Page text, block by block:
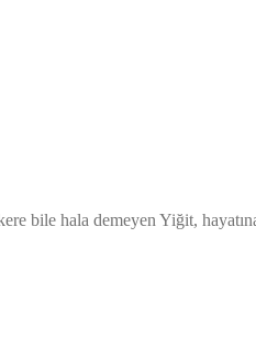
bile hala demeyen Yiğit,